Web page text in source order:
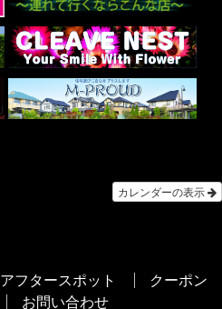
カレンダーの表示
アフタースポット
クーポン
お問い合わせ